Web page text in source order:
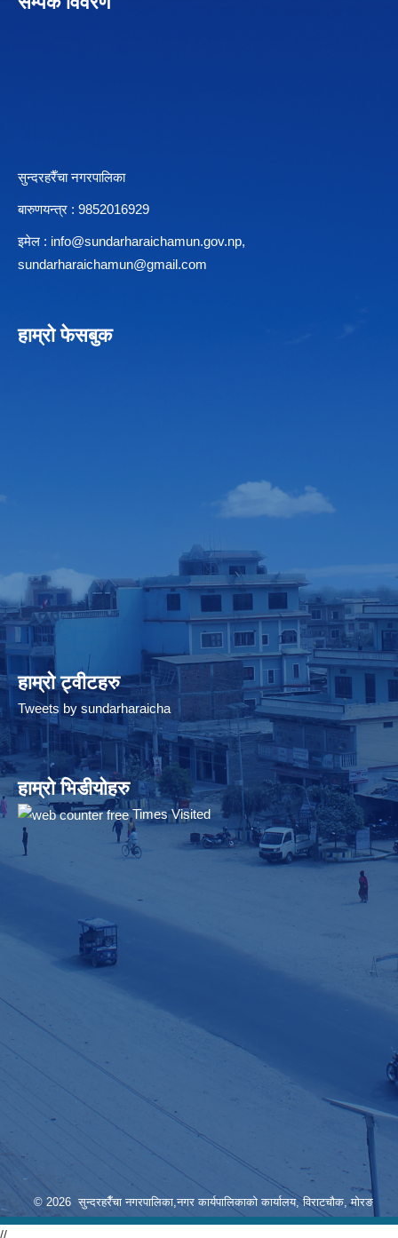
सुन्दरहरैँचा नगरपालिका
बारुणयन्त्र : 9852016929
इमेल : info@sundarharaichamun.gov.np,
sundarharaichamun@gmail.com
हाम्रो फेसबुक
हाम्रो ट्वीटहरु
Tweets by sundarharaicha
हाम्रो भिडीयोहरु
Times Visited
© 2026 सुन्दरहरैँचा नगरपालिका,नगर कार्यपालिकाको कार्यालय, विराटचौक, मोरङ
//